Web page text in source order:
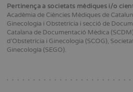
Pertinença a societats mèdiques i/o
Acadèmia de Ciències Mèdiques de
Ginecologia i Obstetrícia i secció de
Catalana de Documentació Mèdica
d'Obstetrícia i Ginecologia (SCOG),
Ginecología (SEGO).